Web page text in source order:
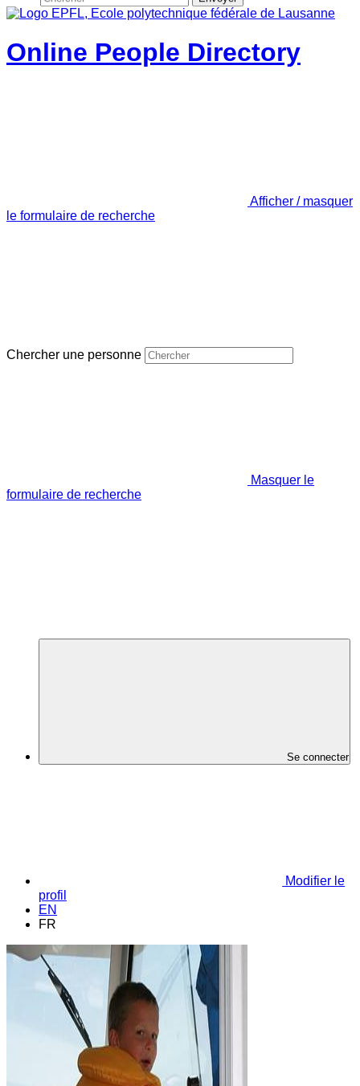
Online People Directory
Afficher / masquer
le formulaire de recherche
Chercher une personne
Masquer le
formulaire de recherche
Se connecter
Modifier le
profil
EN
FR